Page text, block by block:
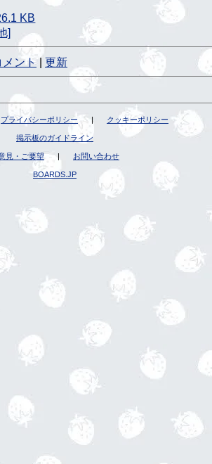
KB
]
メント| 更新
プライバシーポリシー | クッキーポリシー
掲示板のガイドライン
見・ご要望 お問い合わせ
BOARDS.JP